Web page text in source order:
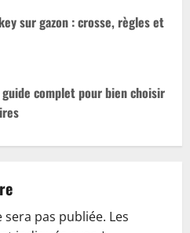
sur gazon : crosse, règles et
complet pour bien choisir
pas publiée. Les